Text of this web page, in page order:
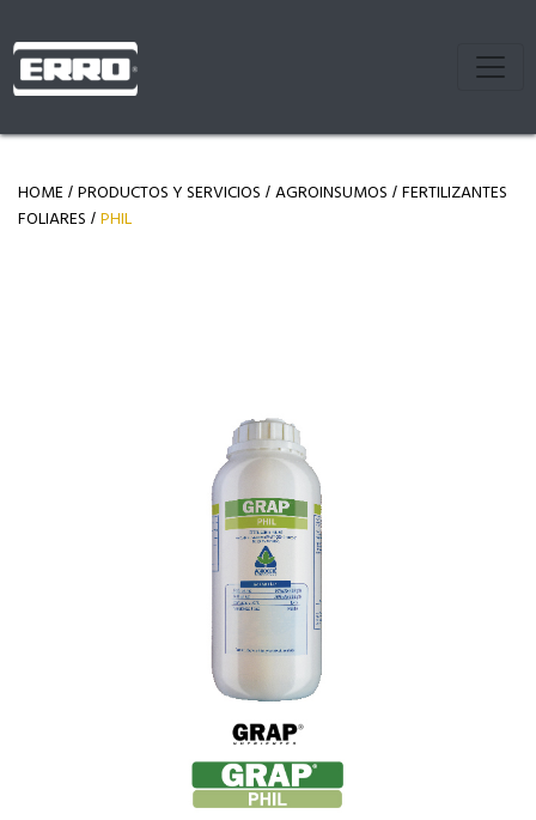
HOME / PRODUCTOS Y SERVICIOS / AGROINSUMOS / FERTILIZANTES
FOLIARES / PHIL